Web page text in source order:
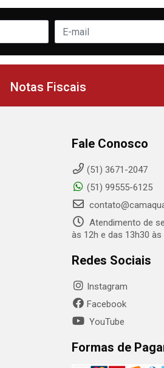
Notas Fiscais
Fale Conosco
(51) 3671-2047
(51) 99555-6125
Atendimento de
às 12h e das 13h30 às
Redes Sociais
Instagram
Facebook
YouTube
Formas de